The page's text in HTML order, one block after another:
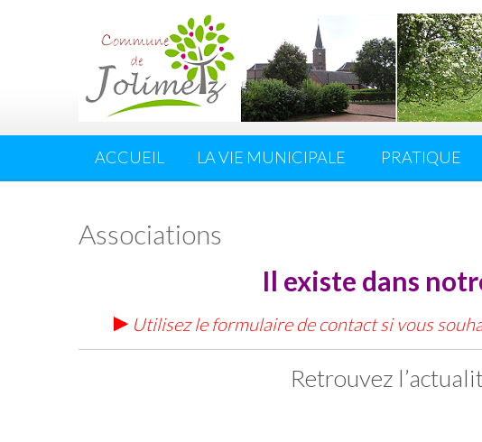
ACCUEIL LA VIE MUNICIPALE PRATIQUE
Associations
Il existe dans
Utilisez le formulaire de contact si vous
Retrouvez